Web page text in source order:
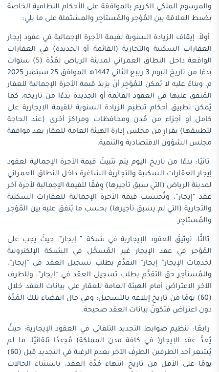
والمرسوم الملكي الكريم بالموافقة على الأحكام النظامية الخاصة
بضبط العلاقة بين المُؤجر والمُستأجِر والمشتملة على ما يلي:
أولاً: إيقاف الزيادة السنوية لقيمة الأجرة الإجمالية في عقود إيجار
العقارات السكنية والتجارية (القائمة أو الجديدة) في العقارات
الواقعة داخل النطاق العمراني لمدينة الرياض لمُدَّة (5) سنوات
بدءًا من تاريخ اليوم 3 ربيع الثاني 1447هـ الموافق 25 سبتمبر 2025
م، وبناءً عليه لا يُمكن للمُؤجِر أنْ يزيدَ قيمة الأجرة الإجمالية للعقار
المُتفق عليها في العقود القائمة أو الجديدة بدءًا من تاريخه، كما
يُمكن تطبيق أحكام تنظيم الزيادة السنوية للقيمة الإيجارية على
كامل أو أجزاء من مُدن ومحافظات ومراكز أخرى (عند الحاجة
لتطبيقها) بقرارٍ من مجلس إدارة الهيئة العامة للعقار بعد موافقة
مجلس الشؤون الاقتصادية والتنمية.
ثانيًا: بدءًا من تاريخ اليوم يتم تثبيتُ قيمة الأجرة الإجمالية لعقود
إيجار العقارات السكنية والتجارية الشاغرة داخل النطاق العمراني
لمدينة الرياض (التي سبق تأجيرها) وِفقًا للقيمة الإجمالية لأجرة آخر
عقد “إيجار”، وتُحتسَب قيمة الأجرة الإجمالية للعقارات السكنية
والتجارية (التي لم يسبق تأجيرها) بحسب ما يُتفق عليه بين المُؤجِر
والمُستأجِر.
ثالثًا: توثيقُ العقود الإيجارية في شبكة ” إيجار”: حيثُ يجب على
المُؤجر في عقد الإيجار غير المُسجَّل في الشبكة الإلكترونية
لخدمات الإيجار” إيجار” التقدُّم بطلب تسجيل العقد في “إيجار”،
وللمُستأجِر حق التقدُّم بطلب تسجيل العقد في “إيجار”، وللطرف
الآخر الاعتراض أمام الهيئة العامة للعقار على بيانات العقد خلال
(60) يومًا من تاريخ إبلاغه بالتسجيل؛ وفي حال انقضاء تلك المُدَّة
دون اعتراض فتكونُ بيانات العقد صحيحة.
رابعًا: تنظيم ضوابط التجديد التلقائي في العقود الإيجارية: حيثُ
يُعدُّ عقد الإيجار( في كافة مدن المملكة) مُجددًا تلقائيًا، ما لم
يُشعِر أحد الطرفين الطرفَ الآخر بعدم الرغبة في التجديد قبل (60)
يومًا على الأقل من تاريخ انتهاء مُدَّة العقد، باستثناء الحالات